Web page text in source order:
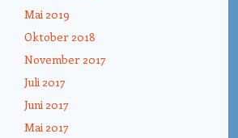
Mai 2019
Oktober 2018
November 2017
Juli 2017
Juni 2017
Mai 2017